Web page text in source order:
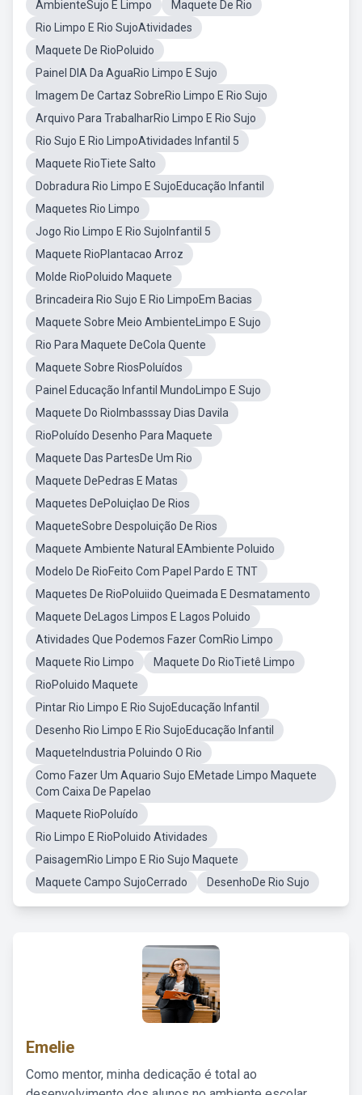
AmbienteSujo E Limpo
Maquete De Rio
Rio Limpo E Rio SujoAtividades
Maquete De RioPoluido
Painel DIA Da AguaRio Limpo E Sujo
Imagem De Cartaz SobreRio Limpo E Rio Sujo
Arquivo Para TrabalharRio Limpo E Rio Sujo
Rio Sujo E Rio LimpoAtividades Infantil 5
Maquete RioTiete Salto
Dobradura Rio Limpo E SujoEducação Infantil
Maquetes Rio Limpo
Jogo Rio Limpo E Rio SujoInfantil 5
Maquete RioPlantacao Arroz
Molde RioPoluido Maquete
Brincadeira Rio Sujo E Rio LimpoEm Bacias
Maquete Sobre Meio AmbienteLimpo E Sujo
Rio Para Maquete DeCola Quente
Maquete Sobre RiosPoluídos
Painel Educação Infantil MundoLimpo E Sujo
Maquete Do RioImbasssay Dias Davila
RioPoluído Desenho Para Maquete
Maquete Das PartesDe Um Rio
Maquete DePedras E Matas
Maquetes DePoluiçlao De Rios
MaqueteSobre Despoluição De Rios
Maquete Ambiente Natural EAmbiente Poluido
Modelo De RioFeito Com Papel Pardo E TNT
Maquetes De RioPoluiido Queimada E Desmatamento
Maquete DeLagos Limpos E Lagos Poluido
Atividades Que Podemos Fazer ComRio Limpo
Maquete Rio Limpo
Maquete Do RioTietê Limpo
RioPoluido Maquete
Pintar Rio Limpo E Rio SujoEducação Infantil
Desenho Rio Limpo E Rio SujoEducação Infantil
MaqueteIndustria Poluindo O Rio
Como Fazer Um Aquario Sujo EMetade Limpo Maquete
Com Caixa De Papelao
Maquete RioPoluído
Rio Limpo E RioPoluido Atividades
PaisagemRio Limpo E Rio Sujo Maquete
Maquete Campo SujoCerrado
DesenhoDe Rio Sujo
Emelie
Como mentor, minha dedicação é total ao